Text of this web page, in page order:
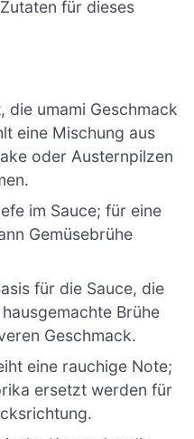
für dieses
die umami Geschmack
eine Mischung aus
oder Austernpilzen
im Sauce; für eine
Gemüsebrühe
für die Sauce, die
Brühe
Geschmack.
eine rauchige Note;
ersetzt werden für